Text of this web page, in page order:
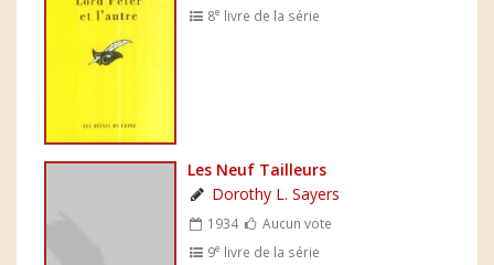
8e livre de la série
Les Neuf Tailleurs
Dorothy L. Sayers
1934
Aucun vote
9e livre de la série